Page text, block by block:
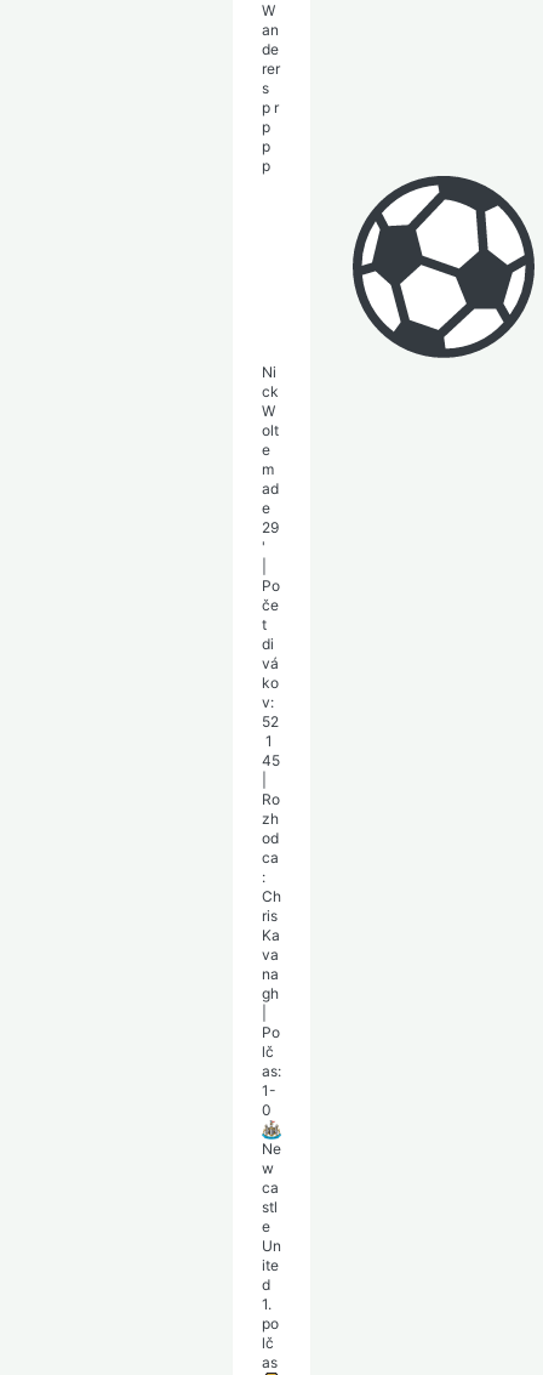
W
an
de
rer
s
p r
p
p
p
Ni
ck
W
olt
e
m
ad
e
29
'
Po
če
t
di
vá
ko
v:
52
1
45
Ro
zh
od
ca
:
Ch
ris
Ka
va
na
gh
Po
lč
as:
1-
0
Ne
w
ca
stl
e
Un
ite
d
1.
po
lč
as